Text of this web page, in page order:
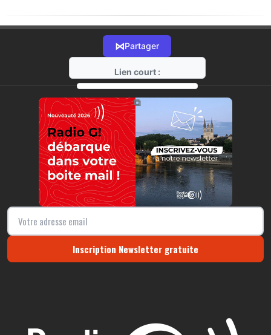
⋈Partager
Lien court :
https://radio-g.fr?20199
⧉
Inscription Newsletter gratuite